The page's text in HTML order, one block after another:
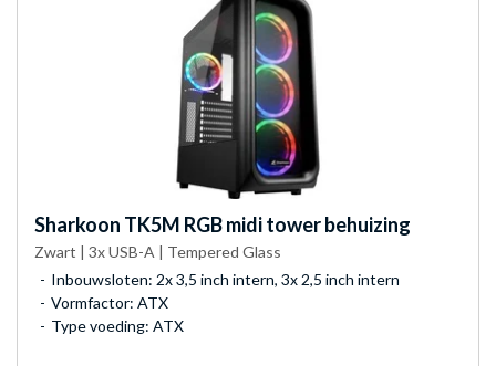
Sharkoon TK5M RGB midi tower behuizing
Zwart | 3x USB-A | Tempered Glass
Inbouwsloten: 2x 3,5 inch intern, 3x 2,5 inch intern
Vormfactor: ATX
Type voeding: ATX